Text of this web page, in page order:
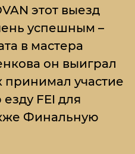
этот выезд
успешным –
в мастера
он выиграл
принимал участие
FEI для
Финальную